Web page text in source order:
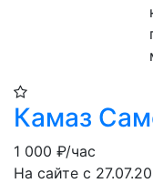
Камаз
1 000 ₽/час
На сайте с